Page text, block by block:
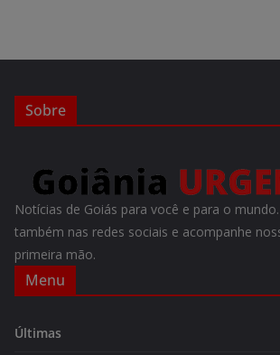
Sobre
Notícias de Goiás para você e para o
também nas redes sociais e acompanhe
primeira mão.
Menu
Últimas